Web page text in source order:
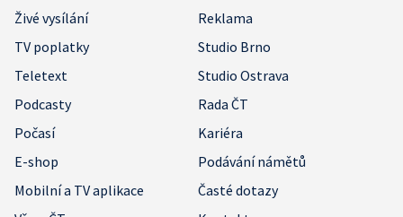
Živé vysílání
Reklama
TV poplatky
Studio Brno
Teletext
Studio Ostrava
Podcasty
Rada ČT
Počasí
Kariéra
E-shop
Podávání námětů
Mobilní a TV aplikace
Časté dotazy